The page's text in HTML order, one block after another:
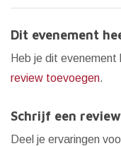
Dit evenement
Heb je dit
review toevoegen.
Schrijf een review
Deel je ervaringen